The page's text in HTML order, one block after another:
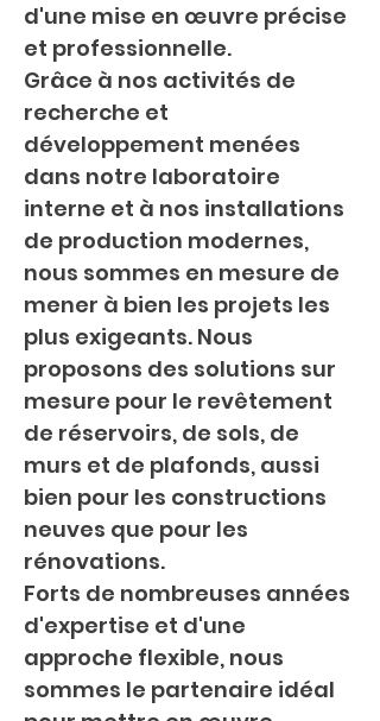
d'une mise en œuvre précise
et professionnelle.
Grâce à nos activités de
recherche et
développement menées
dans notre laboratoire
interne et à nos installations
de production modernes,
nous sommes en mesure de
mener à bien les projets les
plus exigeants. Nous
proposons des solutions sur
mesure pour le revêtement
de réservoirs, de sols, de
murs et de plafonds, aussi
bien pour les constructions
neuves que pour les
rénovations.
Forts de nombreuses années
d'expertise et d'une
approche flexible, nous
sommes le partenaire idéal